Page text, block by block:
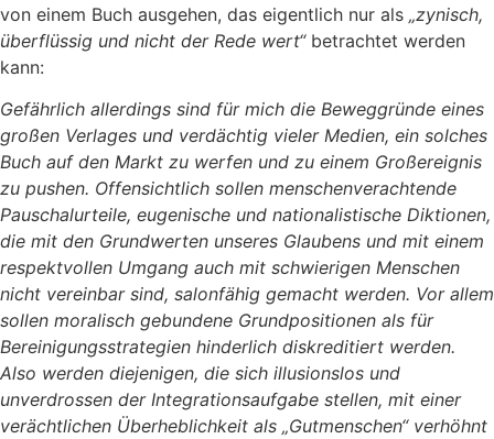
von einem Buch ausgehen, das eigentlich nur als „zynisch,
überflüssig und nicht der Rede wert“ betrachtet werden
kann:
Gefährlich allerdings sind für mich die Beweggründe eines
großen Verlages und verdächtig vieler Medien, ein solches
Buch auf den Markt zu werfen und zu einem Großereignis
zu pushen. Offensichtlich sollen menschenverachtende
Pauschalurteile, eugenische und nationalistische Diktionen,
die mit den Grundwerten unseres Glaubens und mit einem
respektvollen Umgang auch mit schwierigen Menschen
nicht vereinbar sind, salonfähig gemacht werden. Vor allem
sollen moralisch gebundene Grundpositionen als für
Bereinigungsstrategien hinderlich diskreditiert werden.
Also werden diejenigen, die sich illusionslos und
unverdrossen der Integrationsaufgabe stellen, mit einer
verächtlichen Überheblichkeit als „Gutmenschen“ verhöhnt